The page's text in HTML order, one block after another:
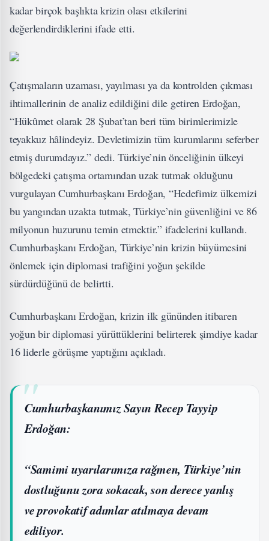
kadar birçok başlıkta krizin olası etkilerini
değerlendirdiklerini ifade etti.
Çatışmaların uzaması, yayılması ya da kontrolden çıkması
ihtimallerinin de analiz edildiğini dile getiren Erdoğan,
“Hükûmet olarak 28 Şubat’tan beri tüm birimlerimizle
teyakkuz hâlindeyiz. Devletimizin tüm kurumlarını seferber
etmiş durumdayız.” dedi. Türkiye’nin önceliğinin ülkeyi
bölgedeki çatışma ortamından uzak tutmak olduğunu
vurgulayan Cumhurbaşkanı Erdoğan, “Hedefimiz ülkemizi
bu yangından uzakta tutmak, Türkiye’nin güvenliğini ve 86
milyonun huzurunu temin etmektir.” ifadelerini kullandı.
Cumhurbaşkanı Erdoğan, Türkiye’nin krizin büyümesini
önlemek için diplomasi trafiğini yoğun şekilde
sürdürdüğünü de belirtti.
Cumhurbaşkanı Erdoğan, krizin ilk gününden itibaren
yoğun bir diplomasi yürüttüklerini belirterek şimdiye kadar
16 liderle görüşme yaptığını açıkladı.
Cumhurbaşkanımız Sayın Recep Tayyip
Erdoğan:
“Samimi uyarılarımıza rağmen, Türkiye’nin
dostluğunu zora sokacak, son derece yanlış
ve provokatif adımlar atılmaya devam
ediliyor.